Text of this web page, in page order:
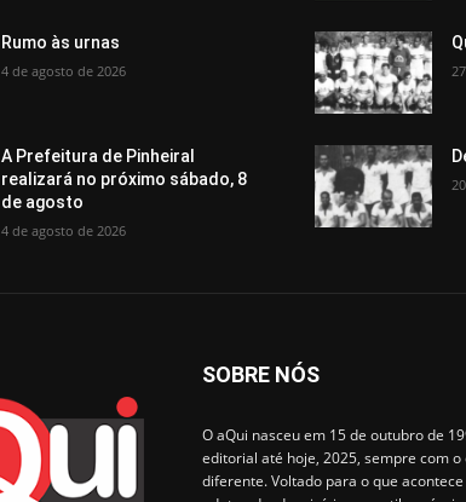
Rumo às urnas
4 de agosto de 2026
A Prefeitura de Pinheiral
realizará no próximo sábado, 8
de agosto
4 de agosto de 2026
SOBRE NÓS
O aQui nasceu em 15 de outubro de
editorial até hoje, 2025, sempre com
diferente. Voltado para o que